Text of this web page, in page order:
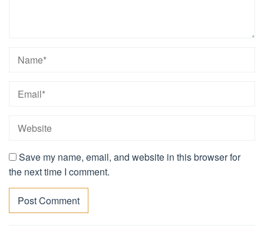
Save my name, email, and website in this browser for
the next time I comment.